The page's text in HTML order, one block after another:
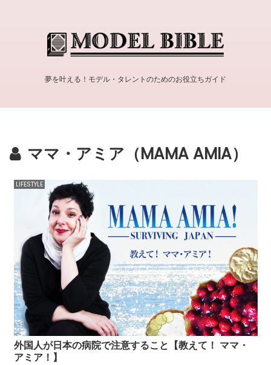
夢を叶える！モデル・タレントのためのお役立ちガイド
ママ・アミア（MAMA AMIA）
LIFESTYLE
外国人が日本の病院で注意すること【教えて！ ママ・
アミア！】